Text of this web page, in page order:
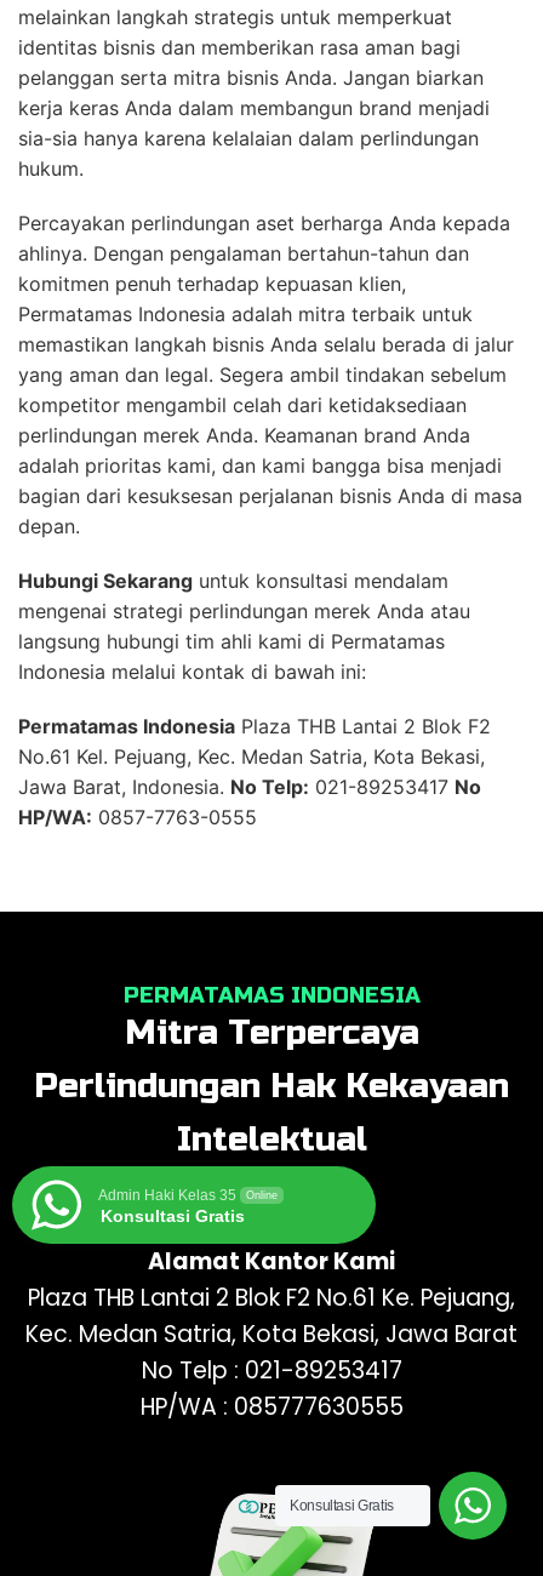
melainkan langkah strategis untuk memperkuat
identitas bisnis dan memberikan rasa aman bagi
pelanggan serta mitra bisnis Anda. Jangan biarkan
kerja keras Anda dalam membangun brand menjadi
sia-sia hanya karena kelalaian dalam perlindungan
hukum.
Percayakan perlindungan aset berharga Anda kepada
ahlinya. Dengan pengalaman bertahun-tahun dan
komitmen penuh terhadap kepuasan klien,
Permatamas Indonesia adalah mitra terbaik untuk
memastikan langkah bisnis Anda selalu berada di jalur
yang aman dan legal. Segera ambil tindakan sebelum
kompetitor mengambil celah dari ketidaksediaan
perlindungan merek Anda. Keamanan brand Anda
adalah prioritas kami, dan kami bangga bisa menjadi
bagian dari kesuksesan perjalanan bisnis Anda di masa
depan.
Hubungi Sekarang untuk konsultasi mendalam
mengenai strategi perlindungan merek Anda atau
langsung hubungi tim ahli kami di Permatamas
Indonesia melalui kontak di bawah ini:
Permatamas Indonesia Plaza THB Lantai 2 Blok F2
No.61 Kel. Pejuang, Kec. Medan Satria, Kota Bekasi,
Jawa Barat, Indonesia. No Telp: 021-89253417 No
HP/WA: 0857-7763-0555
PERMATAMAS INDONESIA
Mitra Terpercaya
Perlindungan Hak Kekayaan
Intelektual
Admin Haki Kelas 35 Online
Konsultasi Gratis
Alamat Kantor Kami
Plaza THB Lantai 2 Blok F2 No.61 Ke. Pejuang,
Kec. Medan Satria, Kota Bekasi, Jawa Barat
No Telp : 021-89253417
HP/WA : 085777630555
Konsultasi Gratis